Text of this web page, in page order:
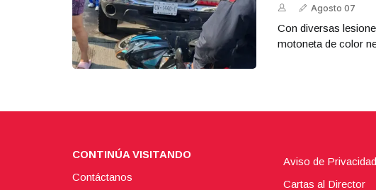
Agosto 07
Con diversas
motoneta de color
CONTINÚA VISITANDO
Contáctanos
Aviso de Privacidad
Cartas al Director